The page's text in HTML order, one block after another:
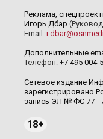
Реклама,
Игорь Дбар
Email:
Дополнительные
Телефон: +7 495 004-
Сетевое издание
зарегистрировано
запись ЭЛ № ФС 77 -
18+